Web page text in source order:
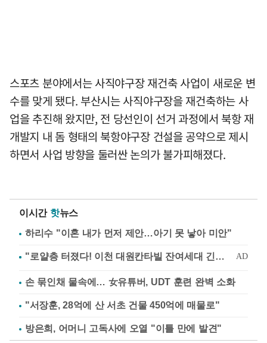
스포츠 분야에서는 사직야구장 재건축 사업이 새로운 변
수를 맞게 됐다. 부산시는 사직야구장을 재건축하는 사
업을 추진해 왔지만, 전 당선인이 선거 과정에서 북항 재
개발지 내 돔 형태의 북항야구장 건설을 공약으로 제시
하면서 사업 방향을 둘러싼 논의가 불가피해졌다.
이시간 핫뉴스
하리수 "이혼 내가 먼저 제안…아기 못 낳아 미안"
손 묶인채 물속에… 女유튜버, UDT 훈련 완벽 소화
"서장훈, 28억에 산 서초 건물 450억에 매물로"
방은희, 어머니 고독사에 오열 "이틀 만에 발견"